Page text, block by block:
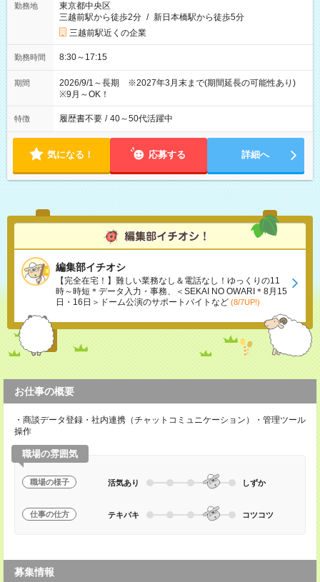
勤務地
東京都中央区
三越前駅から徒歩2分 / 新日本橋駅から徒歩5分
三越前駅近くの企業
勤務時間 8:30～17:15
期間
2026/9/1～長期 ※2027年3月末まで(期間延長の可能性あり)
※9月～OK！
特徴 履歴書不要 / 40～50代活躍中
気になる！ 応募する 詳細へ
編集部イチオシ
【完全在宅！】難しい業務なし＆電話なし！ゆっくりの11
時～時短＊データ入力・事務、＜SEKAI NO OWARI＊8月15
日・16日＞ドーム公演のサポートバイトなど (8/7UP!)
お仕事の概要
・商談データ登録・社内連携（チャットコミュニケーション）・管理ツール
操作
職場の雰囲気
職場の様子 活気あり しずか
仕事の仕方 テキパキ コツコツ
募集情報